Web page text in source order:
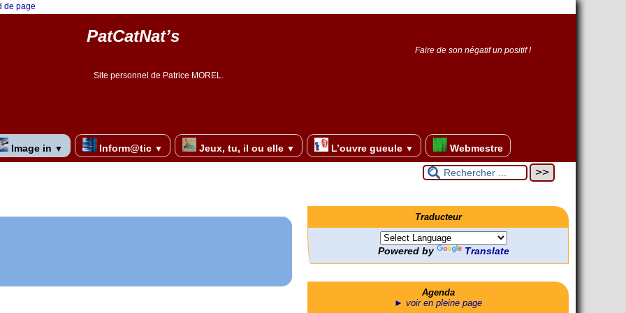
de page
PatCatNat’s
Faire de son négatif un positif !
Site personnel de Patrice MOREL.
Image in ▼ Inform@tic ▼ Jeux, tu, il ou elle ▼ L’ouvre gueule ▼ Webmestre
Traducteur
Powered by Translate
Agenda
► voir en pleine page